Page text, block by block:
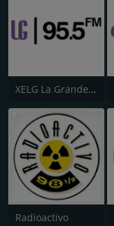
XELG La Grande 680 AM
Radioactivo